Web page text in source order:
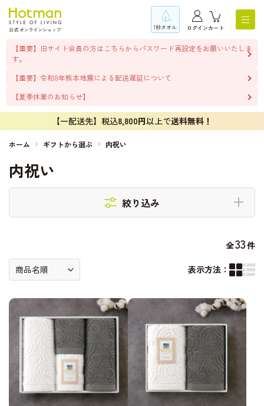
1秒タオル ログインカート
【重要】旧サイト会員の方はこちらからパスワード再設定をお願いいたしま
す。
【重要】令和8年熊本地震による配送遅延について
【夏季休業のお知らせ】
【一配送先】税込8,800円以上で送料無料！
ホーム ギフトから選ぶ 内祝い
内祝い
絞り込み
全33件
表示方法：